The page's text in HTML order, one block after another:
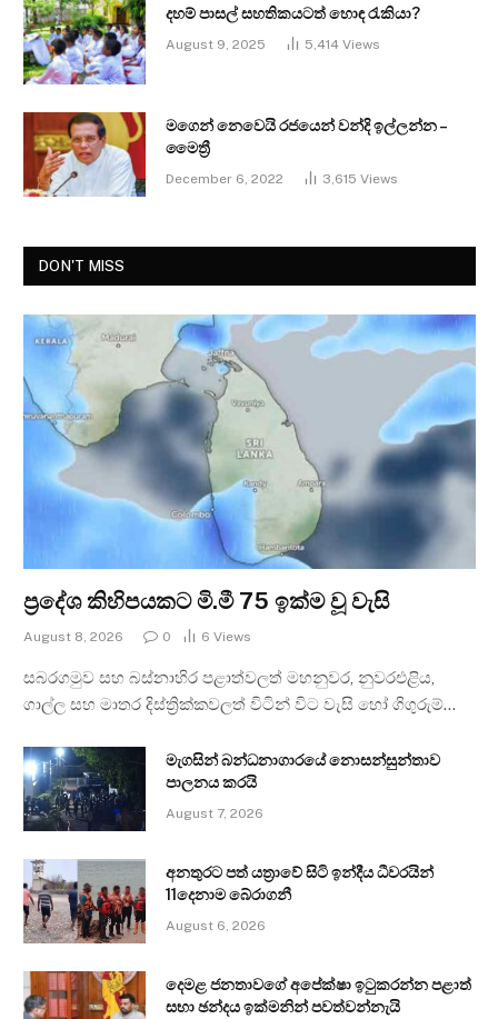
දහම් පාසල් සහතිකයටත් හොඳ රැකියා?
August 9, 2025 5,414 Views
මගෙන් නෙවෙයි රජයෙන් වන්දි ඉල්ලන්න –
මෛත්‍රී
December 6, 2022 3,615 Views
DON'T MISS
ප්‍රදේශ කිහිපයකට මි.මී 75 ඉක්ම වූ වැසි
August 8, 2026 0 6 Views
සබරගමුව සහ බස්නාහිර පළාත්වලත් මහනුවර, නුවරඑළිය,
ගාල්ල සහ මාතර දිස්ත්‍රික්කවලත් විටින් විට වැසි හෝ ගිගුරුම්…
මැගසින් බන්ධනාගාරයේ නොසන්සුන්තාව
පාලනය කරයි
August 7, 2026
අනතුරට පත් යත්‍රාවේ සිටි ඉන්දීය ධීවරයින්
11දෙනාම බේරාගනී
August 6, 2026
දෙමළ ජනතාවගේ අපේක්ෂා ඉටුකරන්න පළාත්
සභා ඡන්දය ඉක්මනින් පවත්වන්නැයි